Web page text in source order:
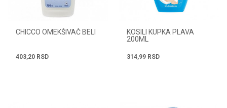
CHICCO OMEKŠIVAČ BELI
403,20 RSD
KOSILI KUPKA PLAVA
200ML
314,99 RSD